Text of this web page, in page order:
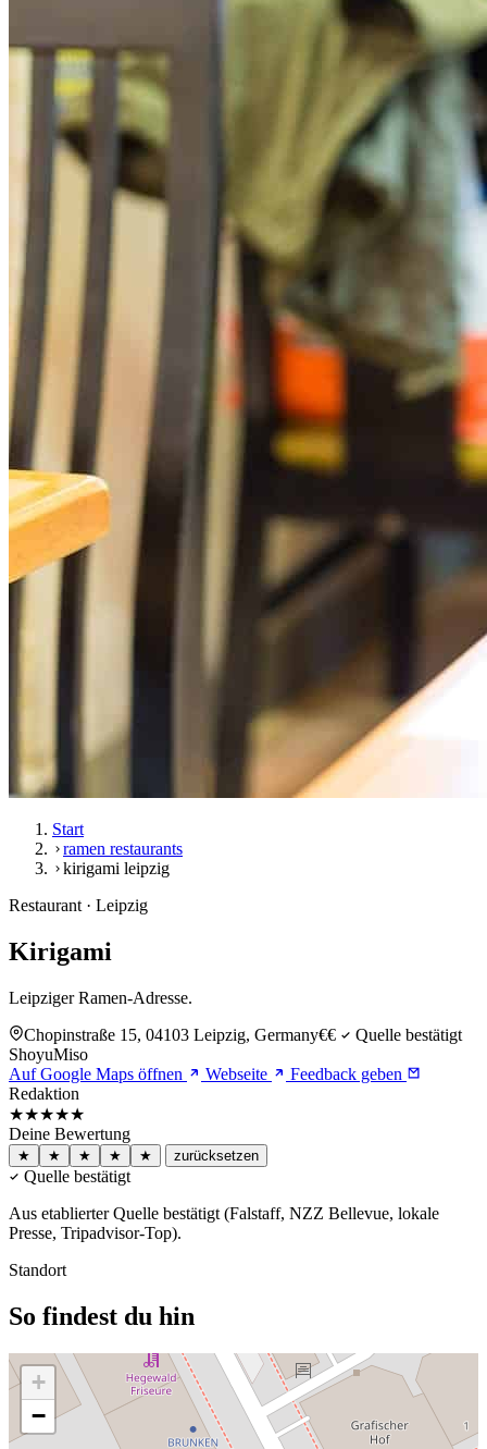
Start
ramen restaurants
kirigami leipzig
Restaurant · Leipzig
Kirigami
Leipziger Ramen-Adresse.
Chopinstraße 15, 04103 Leipzig, Germany€€
Quelle bestätigt
ShoyuMiso
Auf Google Maps öffnen
Webseite
Feedback geben
Redaktion
★★★★★
Deine Bewertung
★ ★ ★ ★ ★ zurücksetzen
Quelle bestätigt
Aus etablierter Quelle bestätigt (Falstaff, NZZ Bellevue, lokale
Presse, Tripadvisor-Top).
Standort
So findest du hin
+
−